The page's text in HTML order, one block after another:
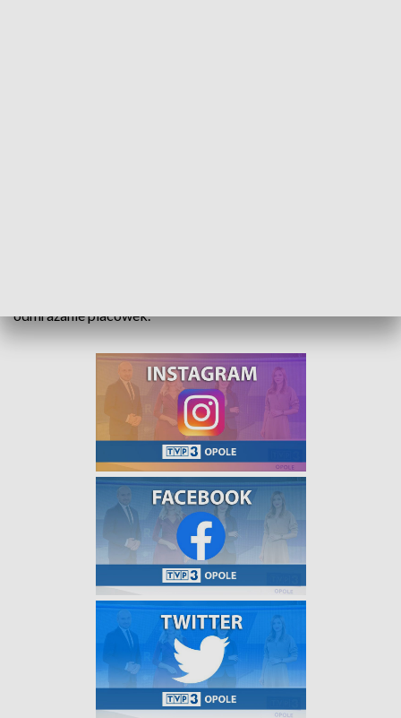
odmrażanie placówek.